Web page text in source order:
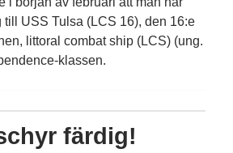
till USS Tulsa (LCS 16), den 16:e
littoral combat ship (LCS) (ung.
klassen.
färdig!